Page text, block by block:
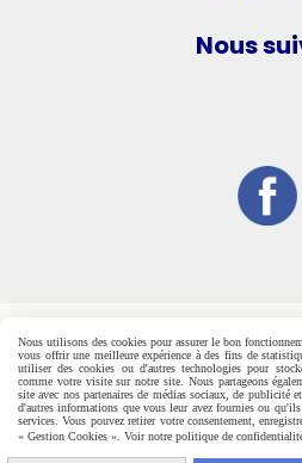
Nous
Nous utilisons des cookies pour assurer le bon
vous offrir une meilleure expérience à des fins de
utiliser des cookies ou d'autres technologies pour
comme votre visite sur notre site. Nous partageons
site avec nos partenaires de médias sociaux, de publicité
d'autres informations que vous leur avez fournies ou
services. Vous pouvez retirer votre consentement,
« Gestion Cookies ». Voir notre politique de